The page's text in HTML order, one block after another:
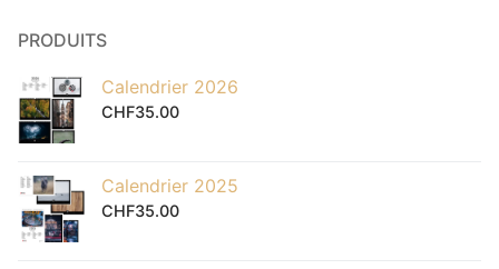
PRODUITS
Calendrier 2026
CHF35.00
Calendrier 2025
CHF35.00